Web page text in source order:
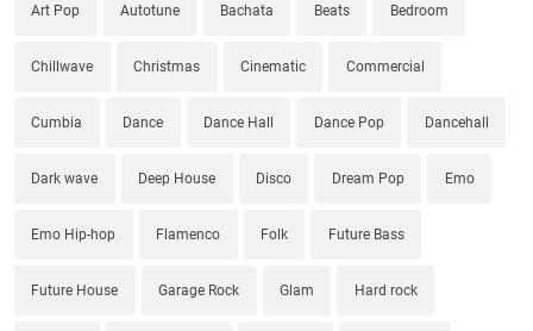
Art Pop Autotune Bachata Beats Bedroom
Chillwave Christmas Cinematic Commercial
Cumbia Dance Dance Hall Dance Pop Dancehall
Dark wave Deep House Disco Dream Pop Emo
Emo Hip-hop Flamenco Folk Future Bass
Future House Garage Rock Glam Hard rock